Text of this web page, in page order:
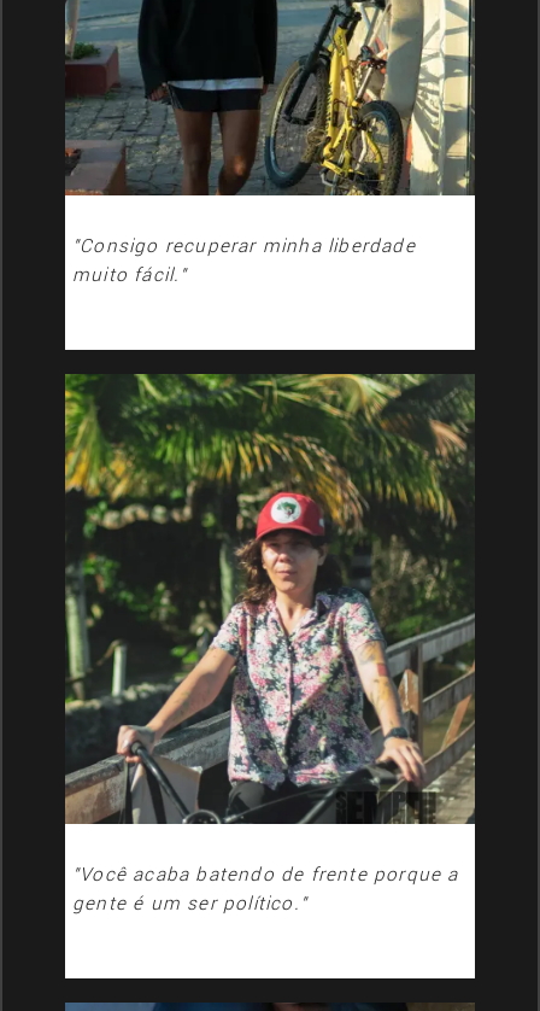
"Consigo recuperar minha liberdade
muito fácil."
"Você acaba batendo de frente porque a
gente é um ser político."